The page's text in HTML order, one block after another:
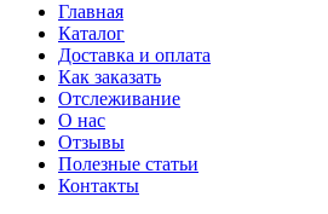
Главная
Каталог
Доставка и оплата
Как заказать
Отслеживание
О нас
Отзывы
Полезные статьи
Контакты